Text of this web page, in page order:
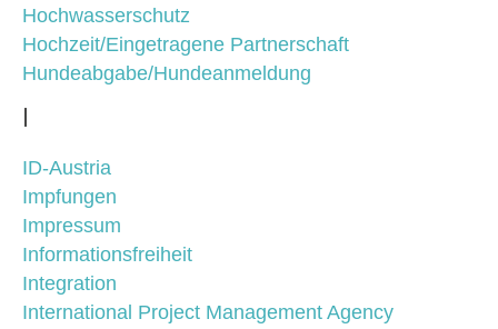
Hochwasserschutz
Hochzeit/Eingetragene Partnerschaft
Hundeabgabe/Hundeanmeldung
ID-Austria
Impfungen
Impressum
Informationsfreiheit
Integration
International Project Management Agency